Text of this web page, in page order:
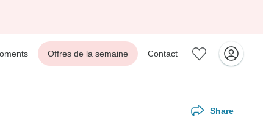
Offres de la semaine Contact
Share